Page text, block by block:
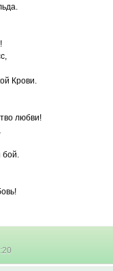
Крови.
любви!
бой.